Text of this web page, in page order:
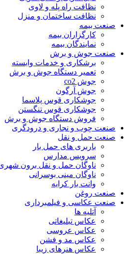
نظافت راه پله و لاوی
نظافت ساختمان و منزل
صنعت بیمه
کارگزاران بیمه
نمایندگان بیمه
صنعت جوش و برش
برشکاری و خدمات وابسته
تعمیر دستگاه جوش و برش
جوش co2
جوش آرگون
جوشکاری قوس پلاسما
جوشکاری قوس تنگستن
فروش دستگاه جوش و برش
صنعت چوب و نجاری و درودگری
صنعت حمل و نقل
باربری های حمل بار
سرویس مدارس
ناوگان حمل و نقل برون شهری
ناوگان مینی بوسرانی
وانت بار کرایه
صنعت روغن
صنعت عکاسی و فیلمبرداری
آتلیه ها
عکاس تبلیغاتی
عکاس عروسی
عکاس مد و فشن
عکاس هنرهای زیبا